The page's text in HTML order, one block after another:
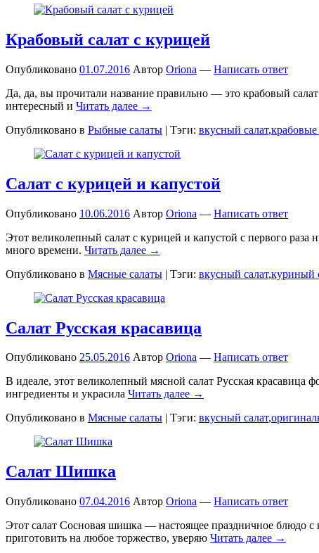
Крабовый салат с курицей
Опубликовано 01.07.2016 Автор Oriona — Написать ответ
Да, да, вы прочитали название правильно — это крабовый
интересный и Читать далее →
Опубликовано в Рыбные салаты | Тэги: вкусный салат,
Салат с курицей и капустой
Опубликовано 10.06.2016 Автор Oriona — Написать ответ
Этот великолепный салат с курицей и капустой с первого
много времени. Читать далее →
Опубликовано в Мясные салаты | Тэги: вкусный салат,куриный
Салат Русская красавица
Опубликовано 25.05.2016 Автор Oriona — Написать ответ
В идеале, этот великолепный мясной салат Русская
ингредиенты и украсила Читать далее →
Опубликовано в Мясные салаты | Тэги: вкусный салат,
Салат Шишка
Опубликовано 07.04.2016 Автор Oriona — Написать ответ
Этот салат Сосновая шишка — настоящее праздничное блюдо
приготовить на любое торжество, уверяю Читать далее →